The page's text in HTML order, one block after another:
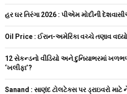
:હર ઘર તિરંગા 2026 : પીએમ મોદીની
Oil Price : ઈરાન-અમેરિકા વચ્ચે તણાવ
12 સેકન્ડનો વીડિયો અને દુનિયાભરમાં
‘ખલીફા’?
Sanand : સાણંદ ટોલટેક્સ પર ડ્રાઇવરો માટે